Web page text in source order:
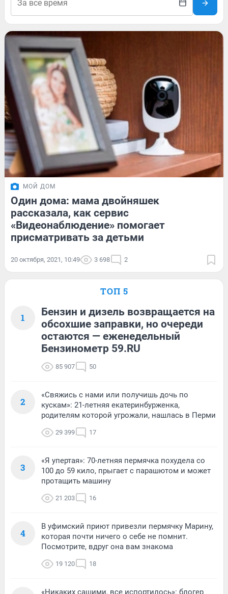
МОЙ ДОМ
Один дома: мама двойняшек
рассказала, как сервис
«Видеонаблюдение» помогает
присматривать за детьми
20 октября, 2021, 10:49 3 698 2
ТОП 5
1
Бензин и дизель возвращается на
обсохшие заправки, но очереди
остаются — еженедельный
Бензинометр 59.RU
85 907 50
2
«Свяжись с нами или получишь дочь по
кускам»: 21-летняя екатеринбурженка,
родителям которой угрожали, нашлась в Перми
29 399 17
3
«Я упертая»: 70-летняя пермячка похудела со
100 до 59 кило, прыгает с парашютом и может
протащить машину
21 203 16
4
В уфимский приют привезли пермячку Марину,
которая почти ничего о себе не помнит.
Посмотрите, вдруг она вам знакома
19 120 18
«Никаких сашими, все испортилось»: блогер